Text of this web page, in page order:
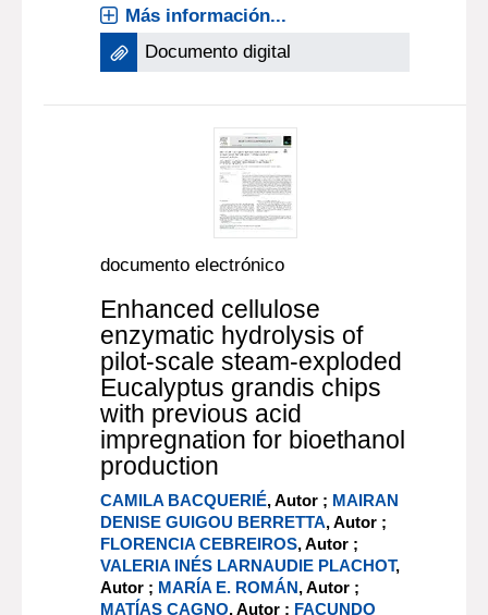
Más información...
Documento digital
documento electrónico
Enhanced cellulose
enzymatic hydrolysis of
pilot-scale steam-exploded
Eucalyptus grandis chips
with previous acid
impregnation for bioethanol
production
CAMILA BACQUERIÉ, Autor ; MAIRAN
DENISE GUIGOU BERRETTA, Autor ;
FLORENCIA CEBREIROS, Autor ;
VALERIA INÉS LARNAUDIE PLACHOT,
Autor ; MARÍA E. ROMÁN, Autor ;
MATÍAS CAGNO, Autor ; FACUNDO